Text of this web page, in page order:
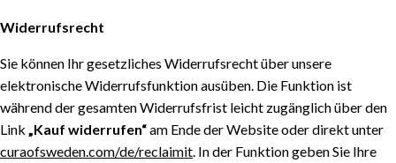
Widerrufsrecht
Sie können Ihr gesetzliches Widerrufsrecht über unsere
elektronische Widerrufsfunktion ausüben. Die Funktion ist
während der gesamten Widerrufsfrist leicht zugänglich über den
Link „Kauf widerrufen“am Ende der Website oder direkt unter
curaofsweden.com/de/reclaimit. In der Funktion geben Sie Ihre